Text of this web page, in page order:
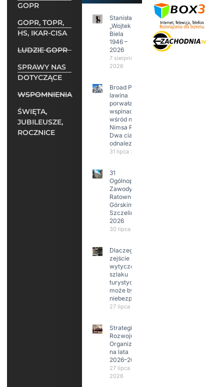
GOPR
GOPR, TOPR,
HS, IKAR-CISA
LUDZIE GOPR
SPRAWY NAS
DOTYCZĄCE
WSPOMNIENIA
ŚWIĘTA,
JUBILEUSZE,
ROCZNICE
Stanisław
„Wojtek”
Biela
1946 –
2026
7 sierpnia
2026
Broad Peak:
lawina
porwała 10
wspinaczy,
wśród nich
Nimsa Purję.
Dwa ciała
odnalezione.
31 lipca 2026
31
Ogólnopolskie
Zawody w
Ratownictwie
Górskim –
Szczeliniec
2026
30 lipca 2026
Dlaczego
zejście z
wytyczonego
szlaku
turystycznego
może być
niebezpieczne?
27 lipca 2026
Strategia
Rozwoju
Organizacji
na lata
2026–2029
27 lipca
2026